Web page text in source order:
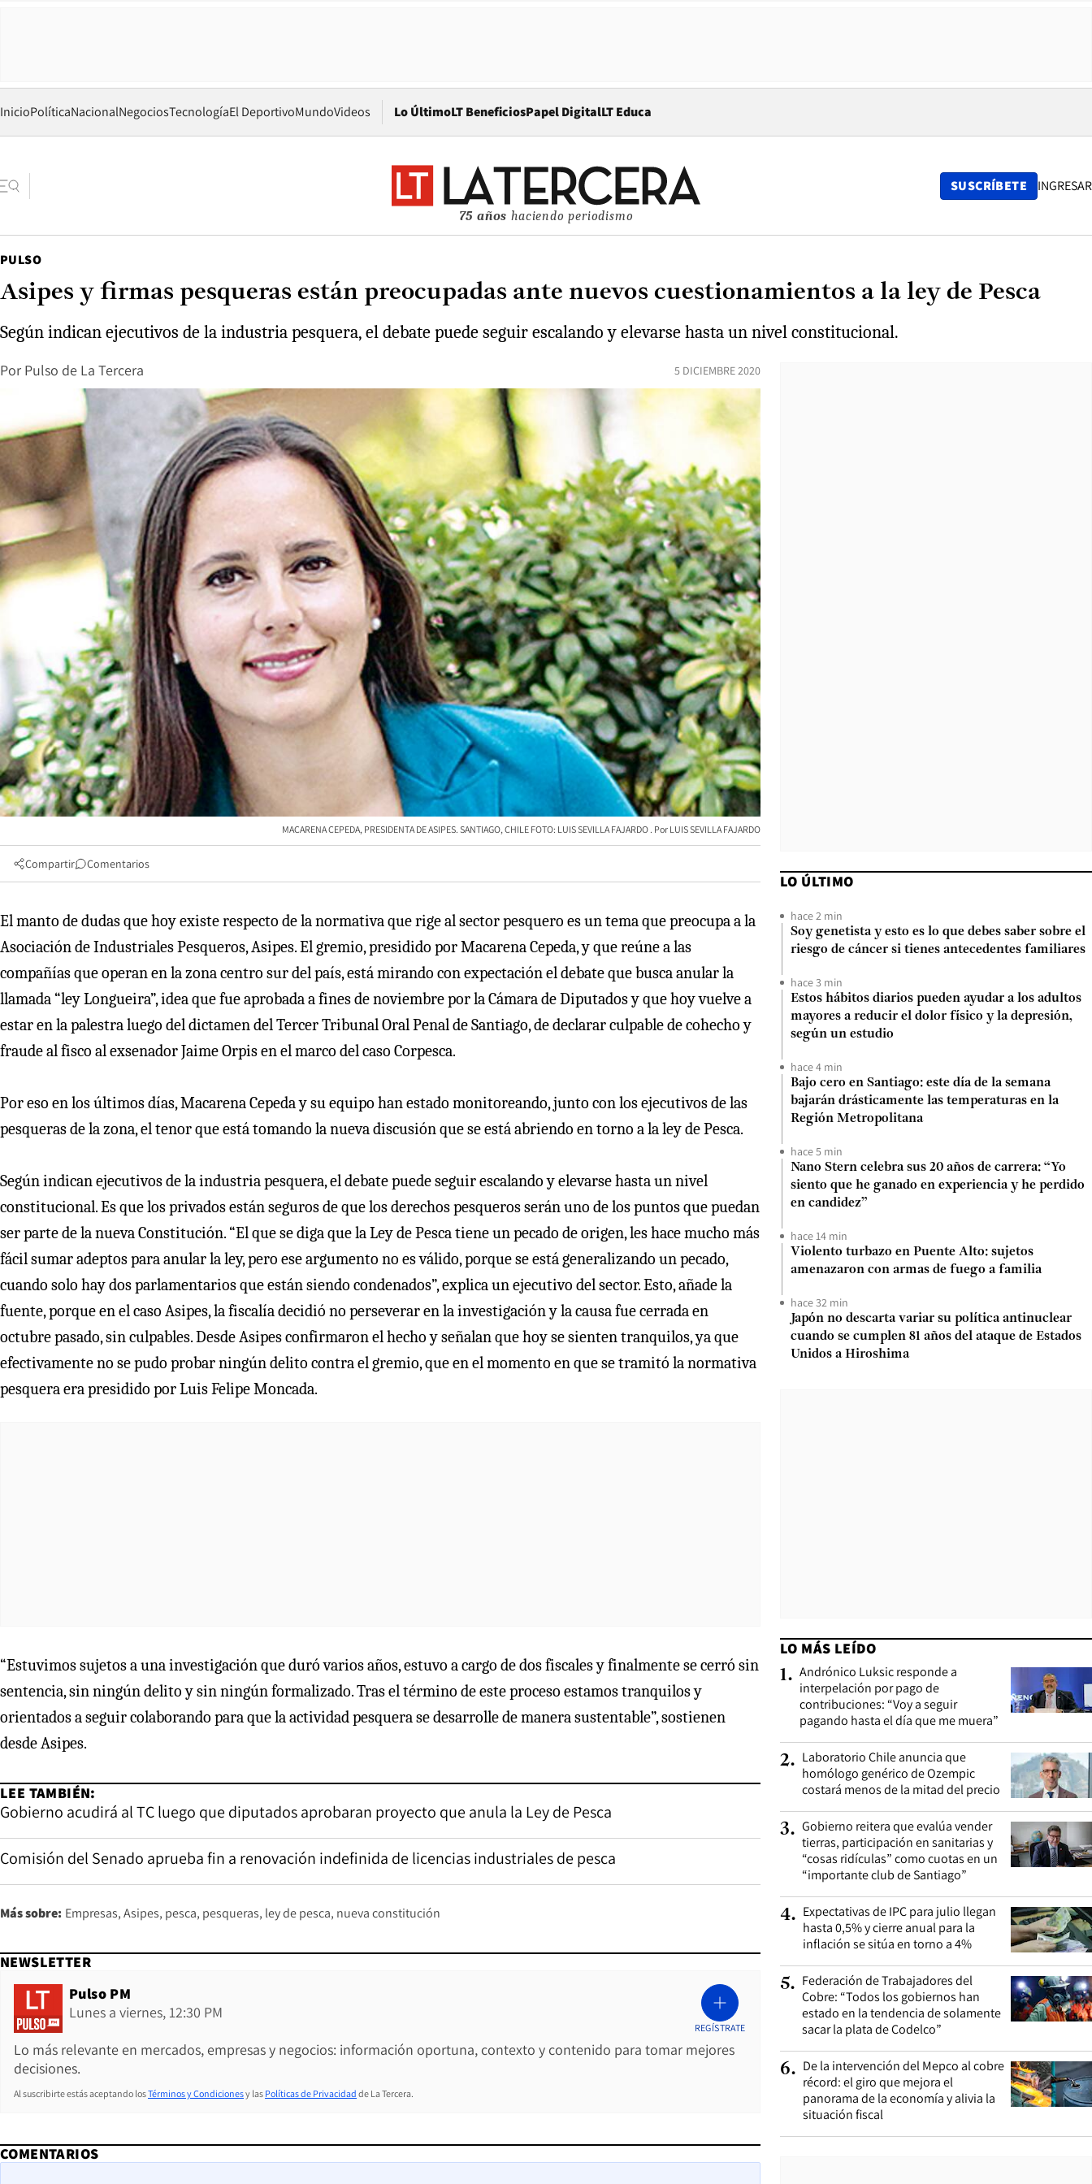
InicioPolíticaNacionalNegociosTecnologíaEl DeportivoMundoVideos Lo ÚltimoLT BeneficiosPapel DigitalOpens in new window
LT Educa
75 años haciendo periodismo
SUSCRÍBETE INGRESAR
PULSO
Asipes y firmas pesqueras están preocupadas ante nuevos cuestionamientos a la ley de Pesca
Según indican ejecutivos de la industria pesquera, el debate puede seguir escalando y elevarse hasta un nivel constitucional.
Por Pulso de La Tercera 5 DICIEMBRE 2020
MACARENA CEPEDA, PRESIDENTA DE ASIPES. SANTIAGO, CHILE FOTO: LUIS SEVILLA FAJARDO LUIS SEVILLA FAJARDO
Compartir Comentarios
El manto de dudas que hoy existe respecto de la normativa que rige al sector pesquero es un tema que preocupa a la
Asociación de Industriales Pesqueros, Asipes. El gremio, presidido por Macarena Cepeda, y que reúne a las
compañías que operan en la zona centro sur del país, está mirando con expectación el debate que busca anular la
llamada “ley Longueira”, idea que fue aprobada a fines de noviembre por la Cámara de Diputados y que hoy vuelve a
estar en la palestra luego del dictamen del Tercer Tribunal Oral Penal de Santiago, de declarar culpable de cohecho y
fraude al fisco al exsenador Jaime Orpis en el marco del caso Corpesca.
Por eso en los últimos días, Macarena Cepeda y su equipo han estado monitoreando, junto con los ejecutivos de las
pesqueras de la zona, el tenor que está tomando la nueva discusión que se está abriendo en torno a la ley de Pesca.
Según indican ejecutivos de la industria pesquera, el debate puede seguir escalando y elevarse hasta un nivel
constitucional. Es que los privados están seguros de que los derechos pesqueros serán uno de los puntos que puedan
ser parte de la nueva Constitución. “El que se diga que la Ley de Pesca tiene un pecado de origen, les hace mucho más
fácil sumar adeptos para anular la ley, pero ese argumento no es válido, porque se está generalizando un pecado,
cuando solo hay dos parlamentarios que están siendo condenados”, explica un ejecutivo del sector. Esto, añade la
fuente, porque en el caso Asipes, la fiscalía decidió no perseverar en la investigación y la causa fue cerrada en
octubre pasado, sin culpables. Desde Asipes confirmaron el hecho y señalan que hoy se sienten tranquilos, ya que
efectivamente no se pudo probar ningún delito contra el gremio, que en el momento en que se tramitó la normativa
pesquera era presidido por Luis Felipe Moncada.
“Estuvimos sujetos a una investigación que duró varios años, estuvo a cargo de dos fiscales y finalmente se cerró sin
sentencia, sin ningún delito y sin ningún formalizado. Tras el término de este proceso estamos tranquilos y
orientados a seguir colaborando para que la actividad pesquera se desarrolle de manera sustentable”, sostienen
desde Asipes.
LEE TAMBIÉN:
Gobierno acudirá al TC luego que diputados aprobaran proyecto que anula la Ley de Pesca
Comisión del Senado aprueba fin a renovación indefinida de licencias industriales de pesca
Más sobre: Empresas Asipes pesca pesqueras ley de pesca nueva constitución
NEWSLETTER
Pulso PM
Lunes a viernes, 12:30 PM
Lo más relevante en mercados, empresas y negocios: información oportuna, contexto y contenido para tomar mejores
decisiones.
REGÍSTRATE
Al suscribirte estás aceptando losTérminos y Condicionesy las Políticas de Privacidad de La Tercera.
COMENTARIOS
LO ÚLTIMO
hace 2 min
Soy genetista y esto es lo que debes saber sobre el
riesgo de cáncer si tienes antecedentes familiares
hace 3 min
Estos hábitos diarios pueden ayudar a los adultos
mayores a reducir el dolor físico y la depresión,
según un estudio
hace 4 min
Bajo cero en Santiago: este día de la semana
bajarán drásticamente las temperaturas en la
Región Metropolitana
hace 5 min
Nano Stern celebra sus 20 años de carrera: “Yo
siento que he ganado en experiencia y he perdido
en candidez”
hace 14 min
Violento turbazo en Puente Alto: sujetos
amenazaron con armas de fuego a familia
hace 32 min
Japón no descarta variar su política antinuclear
cuando se cumplen 81 años del ataque de Estados
Unidos a Hiroshima
LO MÁS LEÍDO
1. Andrónico Luksic responde a
interpelación por pago de
contribuciones: “Voy a seguir
pagando hasta el día que me muera”
2. Laboratorio Chile anuncia que
homólogo genérico de Ozempic
costará menos de la mitad del precio
3. Gobierno reitera que evalúa vender
tierras, participación en sanitarias y
“cosas ridículas” como cuotas en un
“importante club de Santiago”
4. Expectativas de IPC para julio llegan
hasta 0,5% y cierre anual para la
inflación se sitúa en torno a 4%
5. Federación de Trabajadores del
Cobre: “Todos los gobiernos han
estado en la tendencia de solamente
sacar la plata de Codelco”
6. De la intervención del Mepco al cobre
récord: el giro que mejora el
panorama de la economía y alivia la
situación fiscal